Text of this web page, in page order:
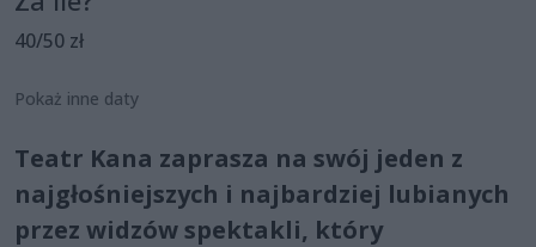
40/50 zł
Pokaż inne daty
Teatr Kana zaprasza na swój jeden z
najgłośniejszych i najbardziej lubianych
przez widzów spektakli, który